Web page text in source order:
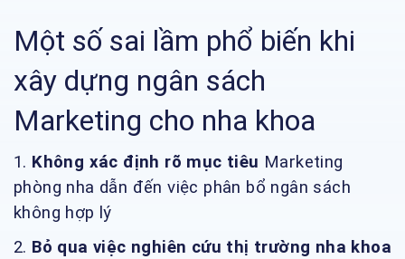
Một số sai lầm phổ biến khi
xây dựng ngân sách
Marketing cho nha khoa
1. Không xác định rõ mục tiêu Marketing
phòng nha dẫn đến việc phân bổ ngân sách
không hợp lý
2. Bỏ qua việc nghiên cứu thị trường nha khoa